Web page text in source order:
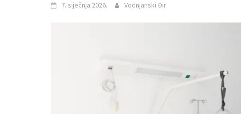
7. siječnja 2026. Vodnjanski Đir